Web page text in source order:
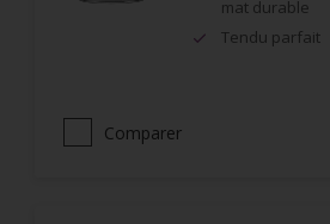
mat durable
Tendu parfait
Comparer